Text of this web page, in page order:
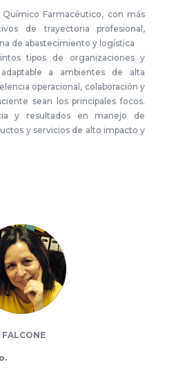
Farmacéutico, con más
de trayectoria profesional,
de abastecimiento y logística
tipos de organizaciones y
a ambientes de alta
operacional, colaboración y
sean los principales focos.
y resultados en manejo de
y servicios de alto impacto y
FALCONE